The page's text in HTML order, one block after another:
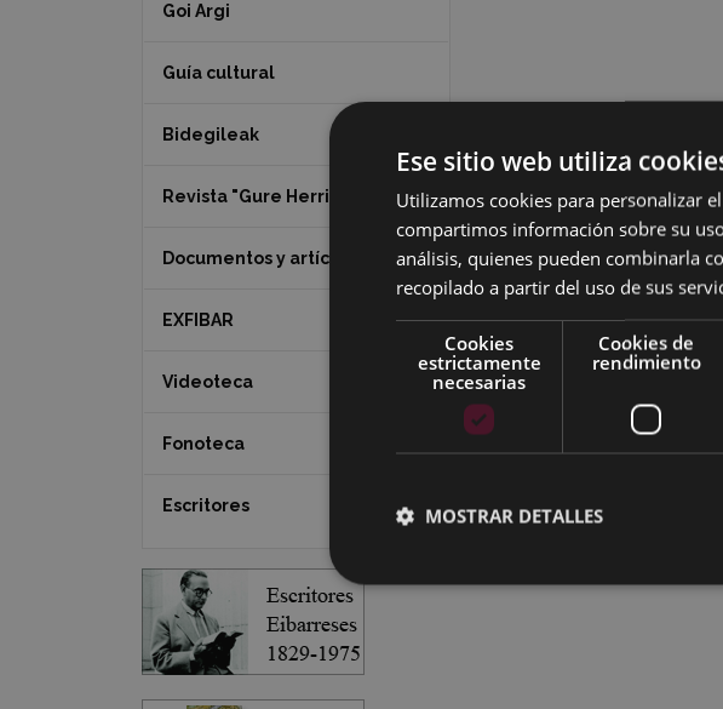
Goi Argi
Guía cultural
Bidegileak
Revista "Gure Herria"
Documentos y artículos
EXFIBAR
Videoteca
Fonoteca
Escritores
Ese sitio web utiliza
Utilizamos cookies para personalizar
compartimos información sobre su
análisis, quienes pueden combinarla
recopilado a partir del uso de sus
Cookies
estrictamente
necesarias
Cookies de
rendimiento
MOSTRAR DETALLES